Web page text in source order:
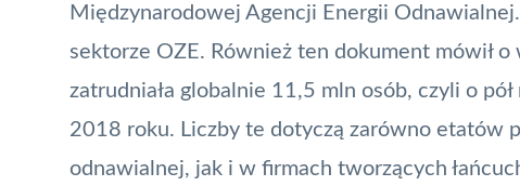
Międzynarodowej Agencji Energii Odnawialnej
sektorze OZE. Również ten dokument mówił
zatrudniała globalnie 11,5 mln osób, czyli o
2018 roku. Liczby te dotyczą zarówno etatów
odnawialnej, jak i w firmach tworzących